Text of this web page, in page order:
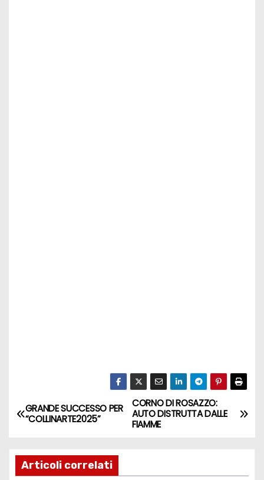
CORNO DI ROSAZZO:
AUTO DISTRUTTA DALLE
FIAMME
GRANDE SUCCESSO PER
“COLLINARTE2025”
Articoli correlati